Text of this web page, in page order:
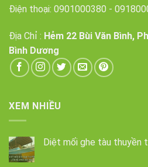
Điện thoại: 0901000380 -
Địa Chỉ : Hẻm 22 Bùi Văn Bình,
Bình Dương
XEM NHIỀU
Diệt mối ghe tàu thuyền